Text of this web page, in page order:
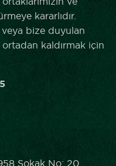
kararlıdır.
bize duyulan
kaldırmak için
Sokak No: 20